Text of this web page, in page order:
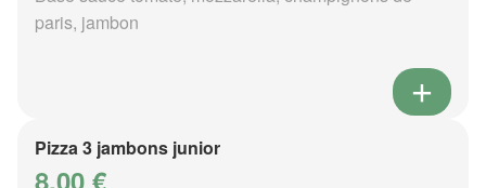
paris, jambon
Pizza 3 jambons junior
8.00 €